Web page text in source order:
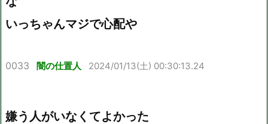
いっちゃんマジで心配や
0033 闇の仕置人 2024/01/13(土) 00:30:13.24
嫌う人がいなくてよかった